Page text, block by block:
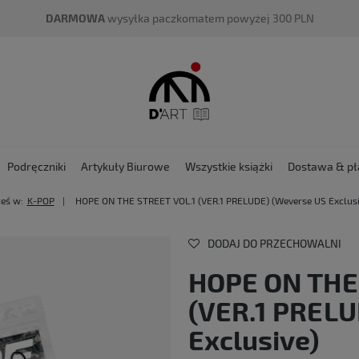
DARMOWAwysyłka paczkomatem powyżej 300 PLN
Podręczniki Artykuły Biurowe Wszystkie książki Dostawa &
w: K-POP HOPE ON THE STREET VOL.1 (VER.1 PRELUDE) (Weverse US
DODAJ DO PRZECHOWALNI
HOPE ON
(VER.1
Exclusive)